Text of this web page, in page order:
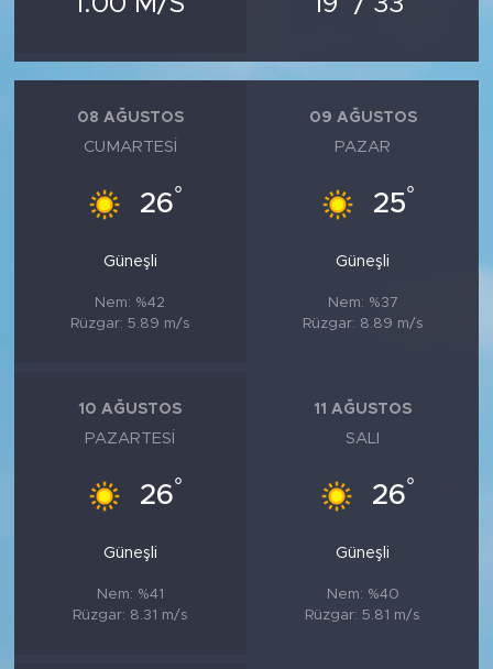
08 AĞUSTOS
CUMARTESI
26°
Güneşli
Nem: %42
Rüzgar: 5.89 m/s
09 AĞUSTOS
PAZAR
25°
Güneşli
Nem: %37
Rüzgar: 8.89 m/s
10 AĞUSTOS
PAZARTESI
26°
Güneşli
Nem: %41
Rüzgar: 8.31 m/s
11 AĞUSTOS
SALI
26°
Güneşli
Nem: %40
Rüzgar: 5.81 m/s